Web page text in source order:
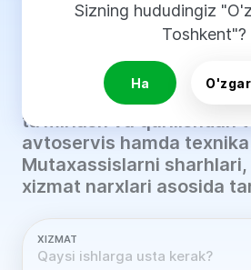
Sizning hududingiz
Toshkent"?
Ha
5 daqiqada
ustani toping.
80 dan ortiq xizmat
ta’mirlash va qurilishdan
avtoservis hamda texnika
Mutaxassislarni
xizmat narxlari asosida
XIZMAT